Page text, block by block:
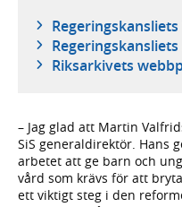
Riksarkivets
– Jag glad att Martin
SiS generaldirektör. Hans
arbetet att ge barn och
vård som krävs för att
ett viktigt steg i den